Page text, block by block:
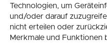
Technologien, um
und/oder darauf
nicht erteilen oder
Merkmale und Funktionen